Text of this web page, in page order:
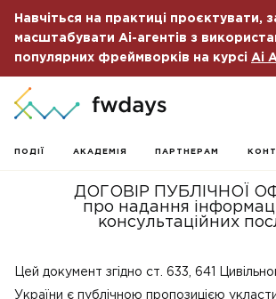
Навчіться на практиці проєктувати,
масштабувати Ai-агентів з
популярних фреймворків на курсі Ai
ПОДІЇ АКАДЕМІЯ ПАРТНЕРАМ
ДОГОВІР ПУБЛІЧНОЇ
про надання
консультаційних
Цей документ згідно ст. 633, 641
України є публічною пропозицією